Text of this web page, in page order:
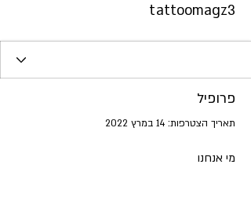
tattoomagz3
פרופיל
תאריך הצטרפות: 14 במרץ 2022
מי אנחנו